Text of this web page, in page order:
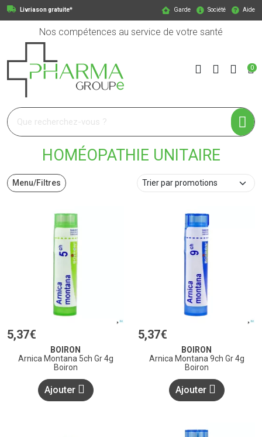
Livriason gratuite* Garde Société Aide
Nos compétences au service de votre santé
Pharmagroupe Votre pharmacie en ligne à votre service
0
HOMÉOPATHIE UNITAIRE
Menu/Filtres
5,37€
BOIRON
Arnica Montana 5ch Gr 4g
Boiron
Ajouter
5,37€
BOIRON
Arnica Montana 9ch Gr 4g
Boiron
Ajouter